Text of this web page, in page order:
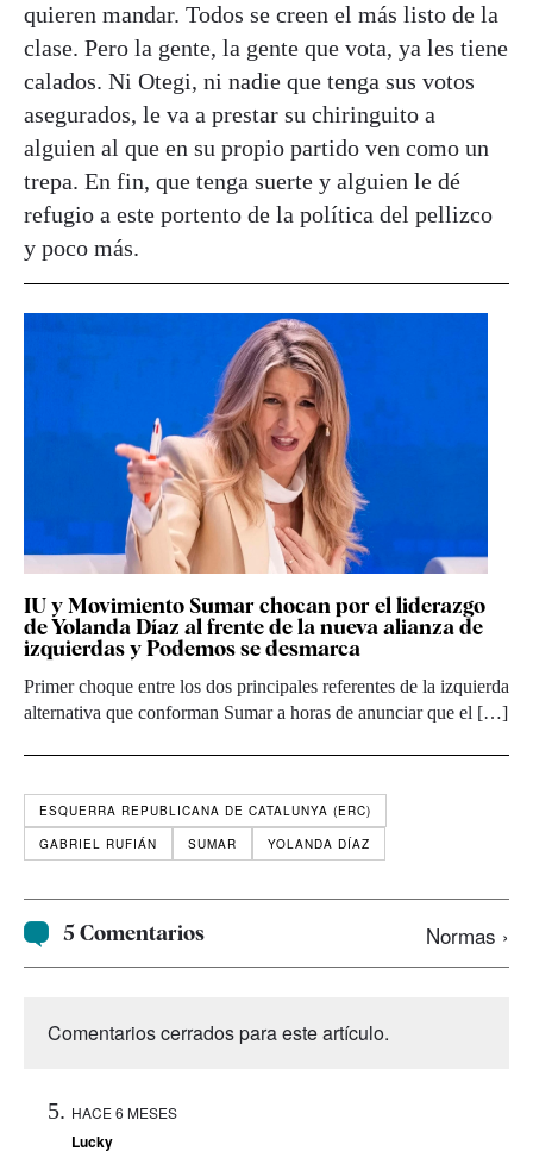
quieren mandar. Todos se creen el más listo de la
clase. Pero la gente, la gente que vota, ya les tiene
calados. Ni Otegi, ni nadie que tenga sus votos
asegurados, le va a prestar su chiringuito a
alguien al que en su propio partido ven como un
trepa. En fin, que tenga suerte y alguien le dé
refugio a este portento de la política del pellizco
y poco más.
IU y Movimiento Sumar chocan por el liderazgo
de Yolanda Díaz al frente de la nueva alianza de
izquierdas y Podemos se desmarca
Primer choque entre los dos principales referentes de la izquierda
alternativa que conforman Sumar a horas de anunciar que el […]
ESQUERRA REPUBLICANA DE CATALUNYA (ERC)
GABRIEL RUFIÁN
SUMAR YOLANDA DÍAZ
5 Comentarios Normas ›
Comentarios cerrados para este artículo.
HACE 6 MESES
Lucky